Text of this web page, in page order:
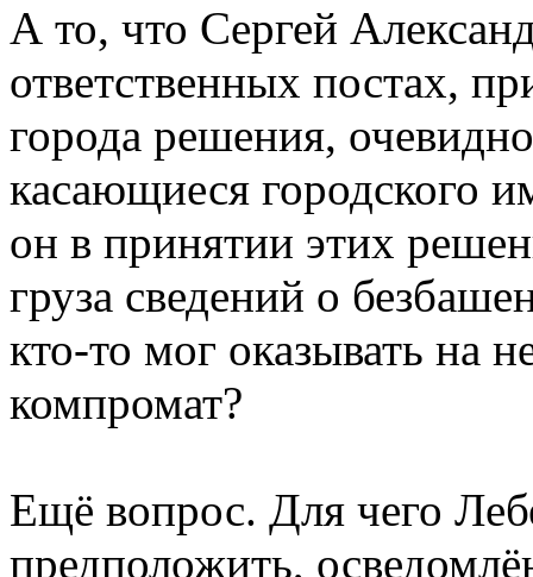
А то, что Сергей
ответственных постах,
города решения,
касающиеся городского
он в принятии этих
груза сведений о
кто-то мог оказывать на
компромат?
Ещё вопрос. Для чего
предположить,